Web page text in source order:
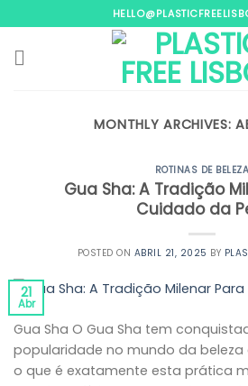
to
content
MONTHLY ARCHIVES:
ROTINAS DE BELEZA
Gua Sha: A Tradição
Cuidado da
POSTED ON ABRIL 21, 2025 BY
21
Abr
Gua Sha O Gua Sha tem
popularidade no mundo da
o que é exatamente esta prática